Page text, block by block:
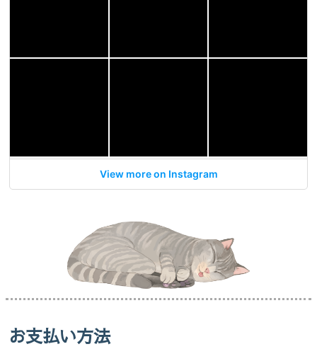
View more on Instagram
お支払い方法